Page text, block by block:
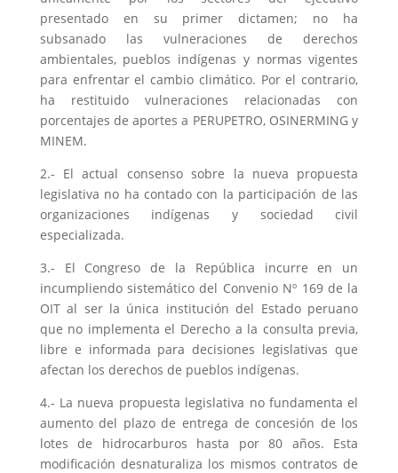
presentado en su primer dictamen; no ha
subsanado las vulneraciones de derechos
ambientales, pueblos indígenas y normas vigentes
para enfrentar el cambio climático. Por el contrario,
ha restituido vulneraciones relacionadas con
porcentajes de aportes a PERUPETRO, OSINERMING y
MINEM.
2.- El actual consenso sobre la nueva propuesta
legislativa no ha contado con la participación de las
organizaciones indígenas y sociedad civil
especializada.
3.- El Congreso de la República incurre en un
incumpliendo sistemático del Convenio Nº 169 de la
OIT al ser la única institución del Estado peruano
que no implementa el Derecho a la consulta previa,
libre e informada para decisiones legislativas que
afectan los derechos de pueblos indígenas.
4.- La nueva propuesta legislativa no fundamenta el
aumento del plazo de entrega de concesión de los
lotes de hidrocarburos hasta por 80 años. Esta
modificación desnaturaliza los mismos contratos de